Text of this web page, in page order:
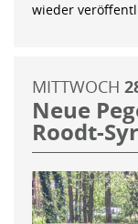
wieder
MITTWOCH
Neue
Roodt-